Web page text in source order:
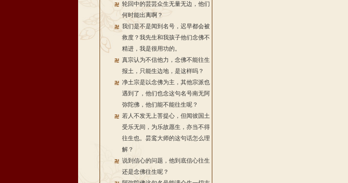
轮回中的芸芸众生无量无边，他们
何时能出离啊？
我们是不是闻到名号，迟早都会被
救度？我先生和我孩子他们念佛不
精进，我是很用功的。
真宗认为不信他力，念佛不能往生
报土，只能生边地，是这样吗？
净土宗是以念佛为主，其他宗派也
遇到了，他们也念这句名号南无阿
弥陀佛，他们能不能往生呢？
若人不发无上菩提心，但闻彼国土
受乐无间，为乐故愿生，亦当不得
往生也。昙鸾大师的这句话怎么理
解？
说到信心的问题，他到底信心往生
还是念佛往生呢？